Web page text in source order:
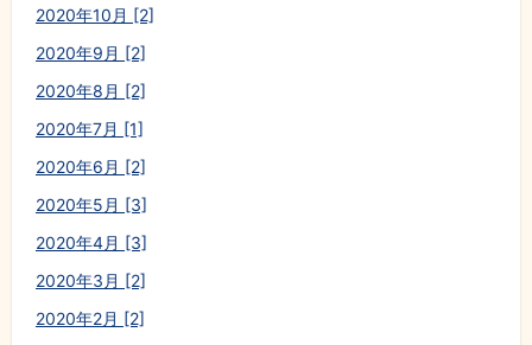
2020年10月 [2]
2020年9月 [2]
2020年8月 [2]
2020年7月 [1]
2020年6月 [2]
2020年5月 [3]
2020年4月 [3]
2020年3月 [2]
2020年2月 [2]